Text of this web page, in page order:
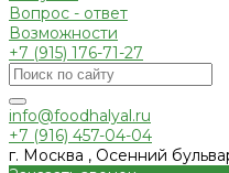
Вопрос - ответ
Возможности
+7 (915) 176-71-27
info@foodhalyal.ru
+7 (916) 457-04-04
г. Москва , Осенний